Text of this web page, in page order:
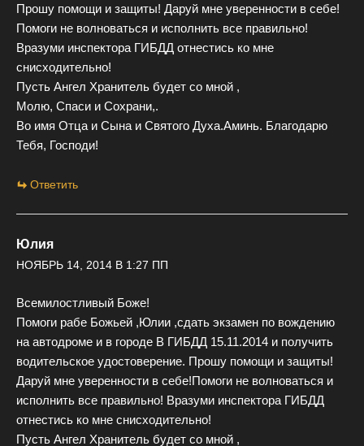
Прошу помощи и защиты! Даруй мне уверенности в себе!
Помоги не волноваться и исполнить все правильно!
Вразуми инспектора ГИБДД отнестись ко мне
снисходительно!
Пусть Ангел Хранитель будет со мной ,
Молю, Спаси и Сохрани,.
Во имя Отца и Сына и Святого Духа.Аминь. Благодарю
Тебя, Господи!
Ответить
Юлия
НОЯБРЬ 14, 2014 В 1:27 ПП
Всемилостливый Боже!
Помоги рабе Божьей ,Юлии ,сдать экзамен по вождению
на автодроме и в городе В ГИБДД 15.11.2014 и получить
водительское удостоверение. Прошу помощи и защиты!
Даруй мне уверенности в себе!Помоги не волноваться и
исполнить все правильно! Вразуми инспектора ГИБДД
отнестись ко мне снисходительно!
Пусть Ангел Хранитель будет со мной ,